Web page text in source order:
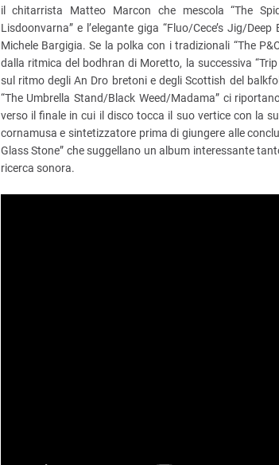
il chitarrista Matteo Marcon che mescola “The
Lisdoonvarna” e l’elegante giga “Fluo/Cece’s Jig/
Michele Bargigia. Se la polka con i tradizionali “The
dalla ritmica del bodhran di Moretto, la successiva
sul ritmo degli An Dro bretoni e degli Scottish del
“The Umbrella Stand/Black Weed/Madama” ci
verso il finale in cui il disco tocca il suo vertice con la
cornamusa e sintetizzatore prima di giungere alle
Glass Stone” che suggellano un album interessante
ricerca sonora.